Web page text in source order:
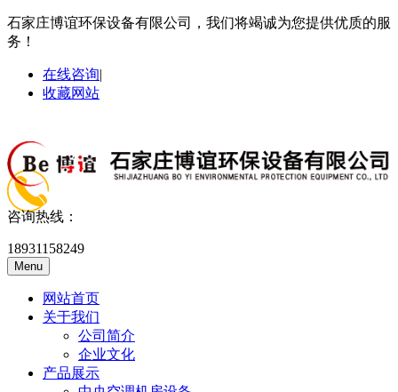
石家庄博谊环保设备有限公司，我们将竭诚为您提供优质的服
务！
在线咨询|
收藏网站
咨询热线：
18931158249
Menu
网站首页
关于我们
公司简介
企业文化
产品展示